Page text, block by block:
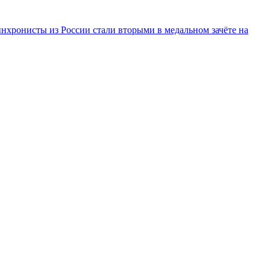
из России стали вторыми в медальном зачёте на